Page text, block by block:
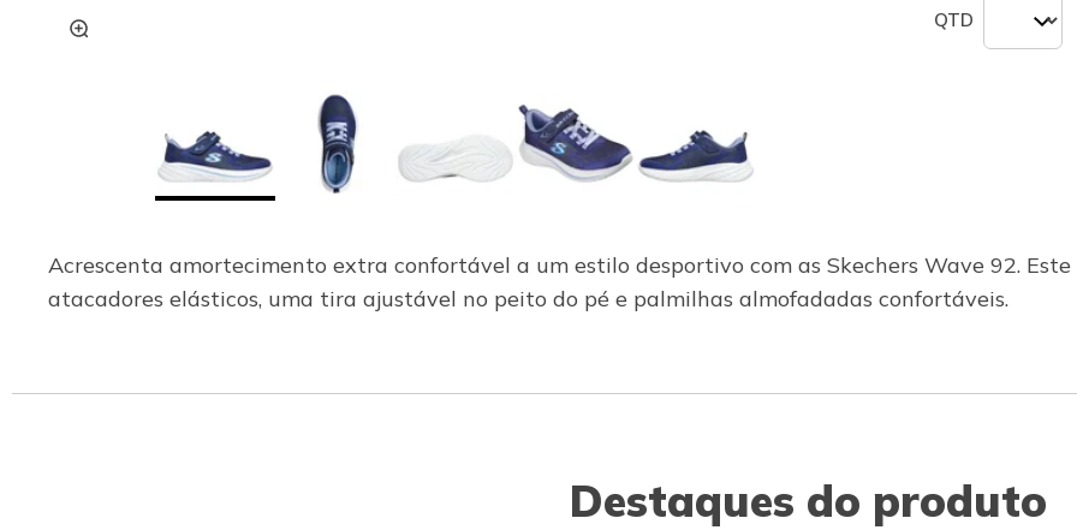
QTD
Acrescenta amortecimento extra confortável a um estilo desportivo com as Skechers Wave 92.
atacadores elásticos, uma tira ajustável no peito do pé e palmilhas almofadadas confortáveis.
Destaques do produto